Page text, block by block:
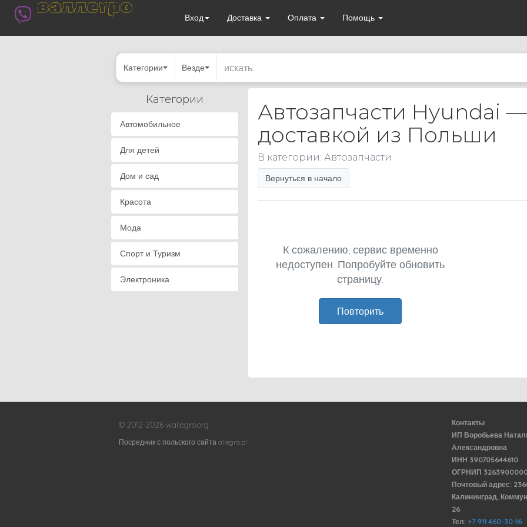
валлегро
Вход Доставка Оплата Помощь
Категории Везде
Категории
Автомобильное
Для детей
Дом и сад
Красота
Мода
Спорт и Туризм
Электроника
Автозапчасти Hyundai
доставкой из Польши
В категории: Автозапчасти
Вернуться в начало
К сожалению, сервис временно
недоступен. Попробуйте обновить
страницу.
Повторить
© 2012-2026 wallegro.org
Посредник с польского сайта allegro.pl
Контакты
ИП Воробьева
Александровна
ИНН 390705644610
ОГРНИП
Почтовый адрес:
Калининград,
26
Тел: +7 911 460-30-16